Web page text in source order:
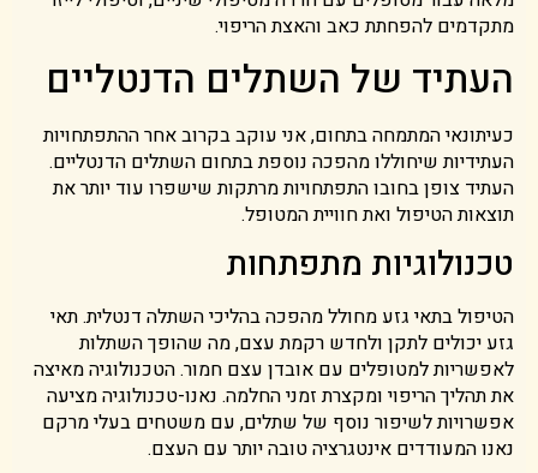
מתקדמים להפחתת כאב והאצת הריפוי.
העתיד של השתלים הדנטליים
כעיתונאי המתמחה בתחום, אני עוקב בקרוב אחר ההתפתחויות
העתידיות שיחוללו מהפכה נוספת בתחום השתלים הדנטליים.
העתיד צופן בחובו התפתחויות מרתקות שישפרו עוד יותר את
תוצאות הטיפול ואת חוויית המטופל.
טכנולוגיות מתפתחות
הטיפול בתאי גזע מחולל מהפכה בהליכי השתלה דנטלית. תאי
גזע יכולים לתקן ולחדש רקמת עצם, מה שהופך השתלות
לאפשריות למטופלים עם אובדן עצם חמור. הטכנולוגיה מאיצה
את תהליך הריפוי ומקצרת זמני החלמה. נאנו-טכנולוגיה מציעה
אפשרויות לשיפור נוסף של שתלים, עם משטחים בעלי מרקם
נאנו המעודדים אינטגרציה טובה יותר עם העצם.